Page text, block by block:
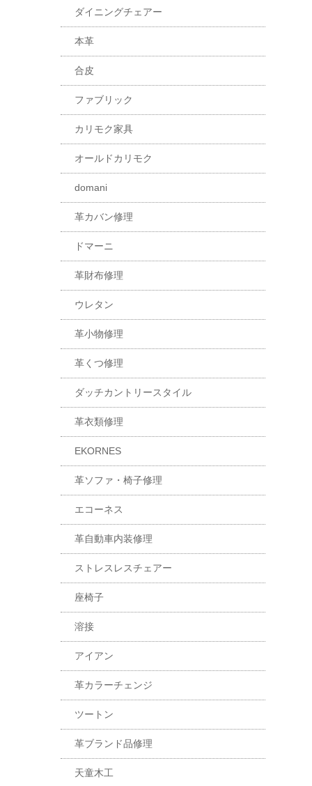
ダイニングチェアー
本革
合皮
ファブリック
カリモク家具
オールドカリモク
domani
革カバン修理
ドマーニ
革財布修理
ウレタン
革小物修理
革くつ修理
ダッチカントリースタイル
革衣類修理
EKORNES
革ソファ・椅子修理
エコーネス
革自動車内装修理
ストレスレスチェアー
座椅子
溶接
アイアン
革カラーチェンジ
ツートン
革ブランド品修理
天童木工